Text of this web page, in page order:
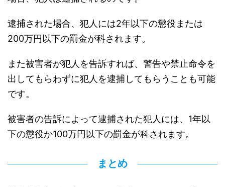
逮捕された場合、犯人には2年以下の懲役または
200万円以下の罰金が科されます。
また被害者が犯人を告訴すれば、警告や禁止命令を
出してもらわずに犯人を逮捕してもらうことも可能
です。
被害者の告訴によって逮捕された犯人には、1年以
下の懲役か100万円以下の罰金が科されます。
まとめ